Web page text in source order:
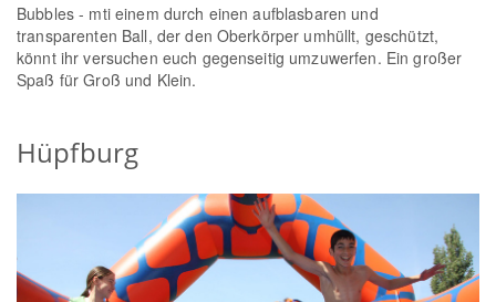
Bubbles - mti einem durch einen aufblasbaren und
transparenten Ball, der den Oberkörper umhüllt, geschützt,
könnt ihr versuchen euch gegenseitig umzuwerfen. Ein großer
Spaß für Groß und Klein.
Hüpfburg